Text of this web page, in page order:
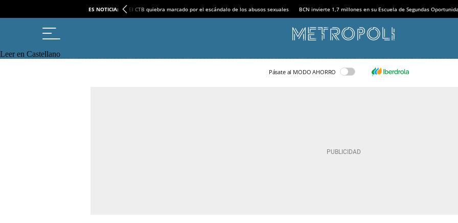
ES NOTICIA: El CTB quiebra marcado por el escándalo de los abusos sexuales BCN invierte 1,7 millones en su Escuela de Segundas
Leer en Castellano
Pásate al MODO AHORRO